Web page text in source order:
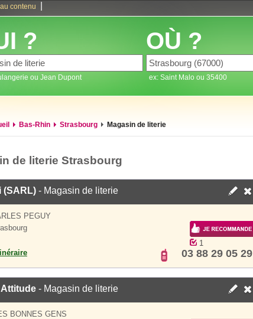
contenu
?
ou Jean Dupont
OÙ ?
ex: Saint Malo ou 35400
Bas-Rhin Strasbourg Magasin de literie
de literie Strasbourg
(SARL) - Magasin de literie
PEGUY
1
03 88 29 05 29
- Magasin de literie
BONNES GENS